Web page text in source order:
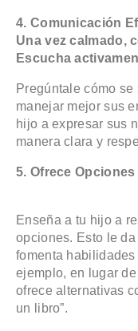
4. Comunicación
Una vez calmado,
Escucha
Pregúntale cómo
manejar mejor sus
hijo a expresar sus
manera clara y
5. Ofrece
Enseña a tu hijo a
opciones. Esto le
fomenta
ejemplo, en lugar de
ofrece alternativas
un libro”.